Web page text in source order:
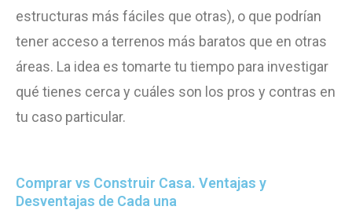
estructuras más fáciles que otras), o que podrían
tener acceso a terrenos más baratos que en otras
áreas. La idea es tomarte tu tiempo para investigar
qué tienes cerca y cuáles son los pros y contras en
tu caso particular.
Comprar vs Construir Casa. Ventajas y
Desventajas de Cada una